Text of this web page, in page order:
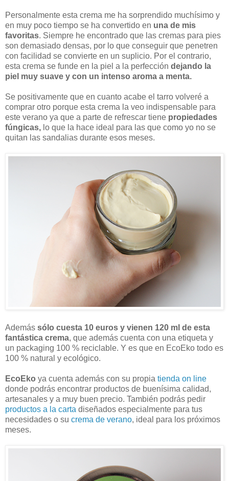
Personalmente esta crema me ha sorprendido muchísimo y
en muy poco tiempo se ha convertido en una de mis
favoritas. Siempre he encontrado que las cremas para pies
son demasiado densas, por lo que conseguir que penetren
con facilidad se convierte en un suplicio. Por el contrario,
esta crema se funde en la piel a la perfección dejando la
piel muy suave y con un intenso aroma a menta.
Se positivamente que en cuanto acabe el tarro volveré a
comprar otro porque esta crema la veo indispensable para
este verano ya que a parte de refrescar tiene propiedades
fúngicas, lo que la hace ideal para las que como yo no se
quitan las sandalias durante esos meses.
Además sólo cuesta 10 euros y vienen 120 ml de esta
fantástica crema, que además cuenta con una etiqueta y
un packaging 100 % reciclable. Y es que en EcoEko todo es
100 % natural y ecológico.
EcoEko ya cuenta además con su propia tienda on line
donde podrás encontrar productos de buenísima calidad,
artesanales y a muy buen precio. También podrás pedir
productos a la carta diseñados especialmente para tus
necesidades o su crema de verano, ideal para los próximos
meses.